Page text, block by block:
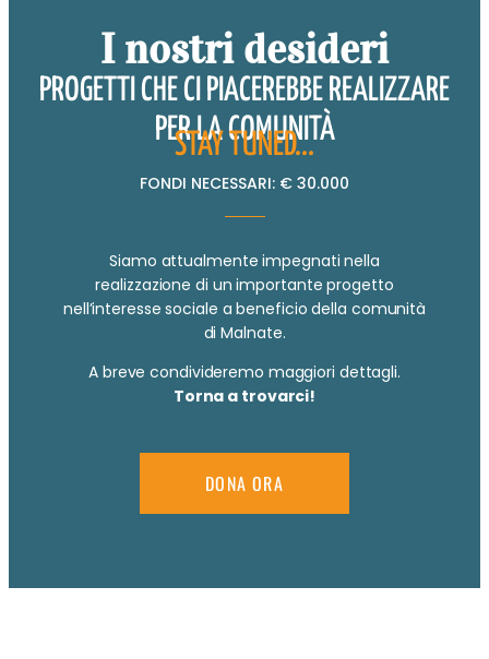
I nostri desideri
PROGETTI CHE CI PIACEREBBE REALIZZARE
PER LA COMUNITÀ
STAY TUNED...
FONDI NECESSARI: € 30.000
Siamo attualmente impegnati nella
realizzazione di un importante progetto
nell’interesse sociale a beneficio della comunità
di Malnate.
A breve condivideremo maggiori dettagli.
Torna a trovarci!
DONA ORA